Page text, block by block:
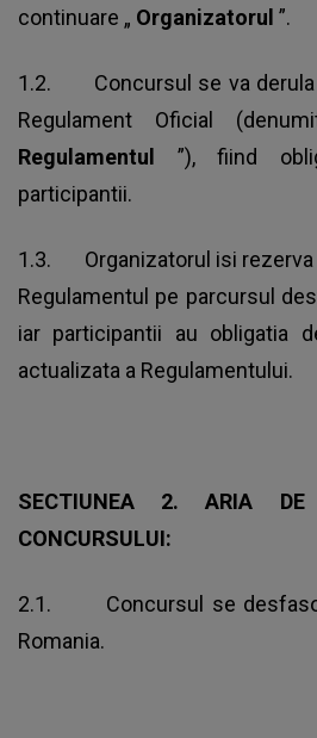
continuare „ Organizatorul ”.
1.2. Concursul se va derula
Regulament Oficial
Regulamentul ”), fiind
participantii.
1.3. Organizatorul isi rezerva
Regulamentul pe parcursul
iar participantii au obligatia
actualizata a Regulamentului.
SECTIUNEA 2. ARIA DE
CONCURSULUI:
2.1. Concursul se
Romania.